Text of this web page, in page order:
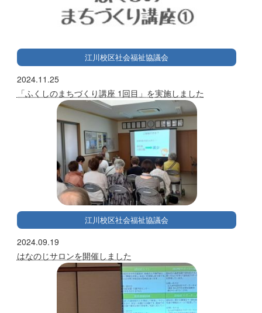
江川校区社会福祉協議会
2024.11.25
「ふくしのまちづくり講座 1回目」を実施しました
江川校区社会福祉協議会
2024.09.19
はなのじサロンを開催しました